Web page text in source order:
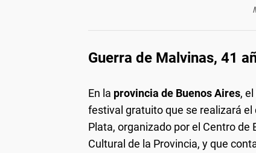
Guerra de Malvinas, 41
En la provincia de Buenos Aires,
festival gratuito que se realizará
Plata, organizado por el Centro
Cultural de la Provincia, y que